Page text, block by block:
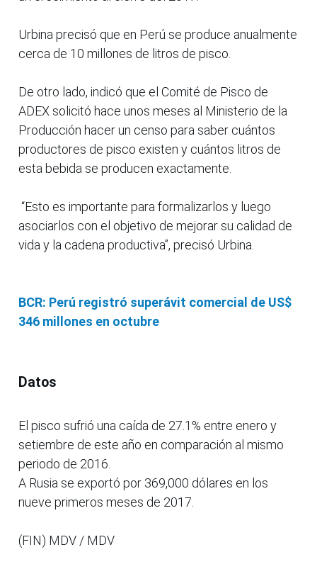
Urbina precisó que en Perú se produce anualmente
cerca de 10 millones de litros de pisco.
De otro lado, indicó que el Comité de Pisco de
ADEX solicitó hace unos meses al Ministerio de la
Producción hacer un censo para saber cuántos
productores de pisco existen y cuántos litros de
esta bebida se producen exactamente.
“Esto es importante para formalizarlos y luego
asociarlos con el objetivo de mejorar su calidad de
vida y la cadena productiva”, precisó Urbina.
BCR: Perú registró superávit comercial de US$
346 millones en octubre
Datos
El pisco sufrió una caída de 27.1% entre enero y
setiembre de este año en comparación al mismo
periodo de 2016.
A Rusia se exportó por 369,000 dólares en los
nueve primeros meses de 2017.
(FIN) MDV / MDV